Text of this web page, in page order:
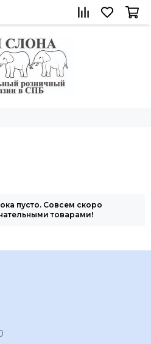
пусто. Совсем скоро
товарами!